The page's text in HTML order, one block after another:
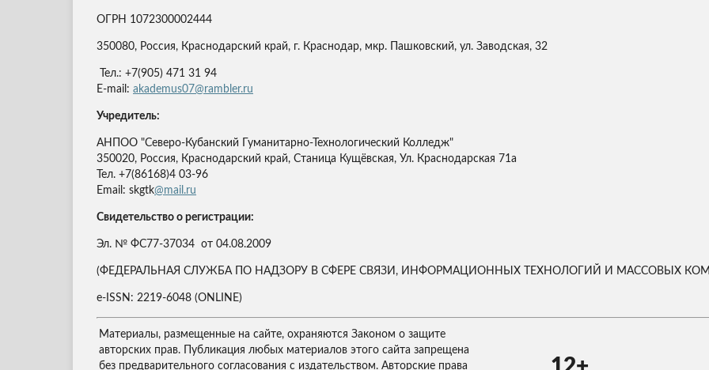
ОГРН 1072300002444
350080, Россия, Краснодарский край, г. Краснодар, мкр. Пашковский, ул. Заводская, 32
Тел.: +7(905) 471 31 94
E-mail: akademus07@rambler.ru
Учредитель:
АНПОО "Северо-Кубанский Гуманитарно-Технологический Колледж"
350020, Россия, Краснодарский край, Станица Кущёвская, Ул. Краснодарская 71а
Тел. +7(86168)4 03-96
Email: skgtk@mail.ru
Свидетельство о регистрации:
Эл. № ФС77-37034 от 04.08.2009
(ФЕДЕРАЛЬНАЯ СЛУЖБА ПО НАДЗОРУ В СФЕРЕ СВЯЗИ, ИНФОРМАЦИОННЫХ ТЕХНОЛОГИЙ И МАССОВЫХ
e-ISSN: 2219-6048 (ONLINE)
Материалы, размещенные на сайте, охраняются Законом о защите
авторских прав. Публикация любых материалов этого сайта запрещена
без предварительного согласования с издательством. Авторские права